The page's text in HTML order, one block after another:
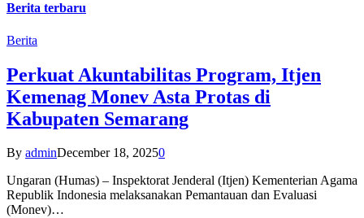
Berita terbaru
Berita
Perkuat Akuntabilitas Program, Itjen
Kemenag Monev Asta Protas di
Kabupaten Semarang
By adminDecember 18, 20250
Ungaran (Humas) – Inspektorat Jenderal (Itjen) Kementerian Agama
Republik Indonesia melaksanakan Pemantauan dan Evaluasi
(Monev)…